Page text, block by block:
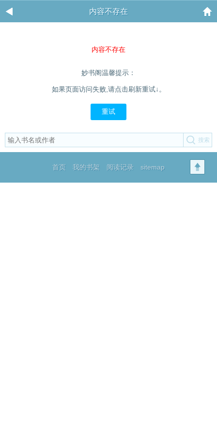
内容不存在
内容不存在
妙书阁温馨提示：
如果页面访问失败,请点击刷新重试↓。
重试
首页 我的书架 阅读记录 sitemap